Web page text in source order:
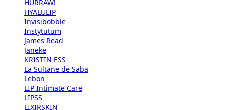
HURRAW!
HYALULIP
Invisibobble
Instytutum
James Read
Janeke
KRISTIN ESS
La Sultane de Saba
Lebon
LIP Intimate Care
LIPSS
LIXIRSKIN